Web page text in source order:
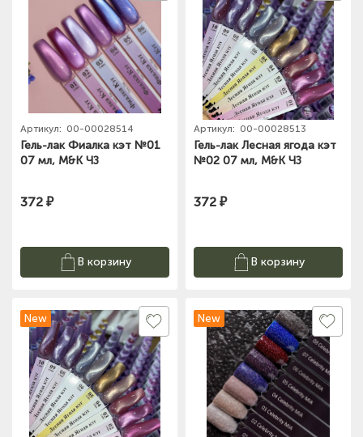
Артикул: 00-00028514
Гель-лак Фиалка кэт №01
07 мл, M&K ЧЗ
372 ₽
В корзину
Артикул: 00-00028513
Гель-лак Лесная ягода кэт
№02 07 мл, M&K ЧЗ
372 ₽
В корзину
New New